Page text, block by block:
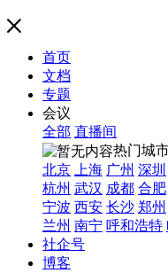
首页
文档
专题
会议
全部 直播间
热门城
北京
上海 广州 深圳
杭州 武汉 成都 合肥
宁波 西安 长沙 郑州
兰州 南宁 呼和浩特
社企号
博客